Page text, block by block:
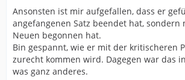
Ansonsten ist mir aufgefallen, dass er
angefangenen Satz beendet hat,
Neuen begonnen hat.
Bin gespannt, wie er mit der kritischeren
zurecht kommen wird. Dagegen war das
was ganz anderes.